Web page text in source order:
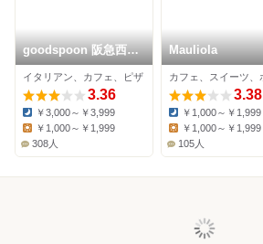
goodspoon 阪急西宮
ガーデンズゲート館店
イタリアン、カフェ、ピザ
3.36
Dinner:
￥3,000～￥3,999
￥1,000～￥1,999
308人
Mauliola
3.38
Dinner:
￥1,000～￥1,999
￥1,000～￥1,999
105人